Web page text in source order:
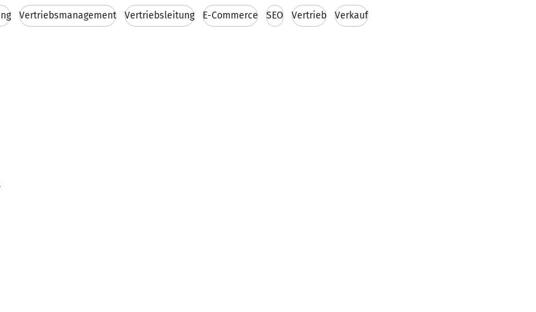
Vertriebsmanagement Vertriebsleitung E-Commerce SEO Vertrieb Verkauf